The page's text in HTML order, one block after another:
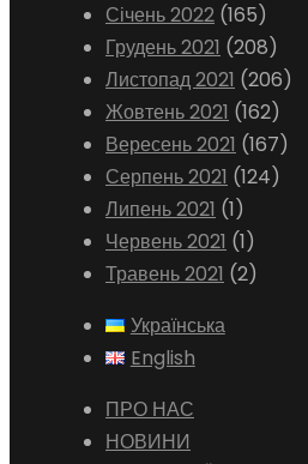
Січень 2022 (165)
Грудень 2021 (208)
Листопад 2021 (206)
Жовтень 2021 (162)
Вересень 2021 (167)
Серпень 2021 (124)
Липень 2021 (1)
Червень 2021 (1)
Травень 2021 (2)
Українська
English
ПРО НАС
НОВИНИ